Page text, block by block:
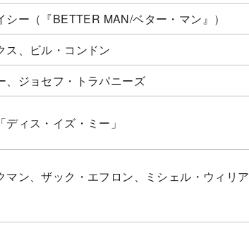
シー（『BETTER MAN/ベター・マン』）
ス、ビル・コンドン
、ジョセフ・トラパニーズ
ィス・イズ・ミー」
マン、ザック・エフロン、ミシェル・ウィリア